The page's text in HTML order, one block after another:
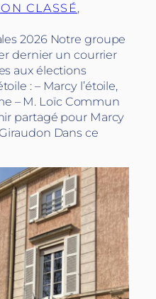
CLASSÉ
2026 Notre groupe
dernier un courrier
aux élections
: – Marcy l’étoile,
– M. Loïc Commun
partagé pour Marcy
Dans ce